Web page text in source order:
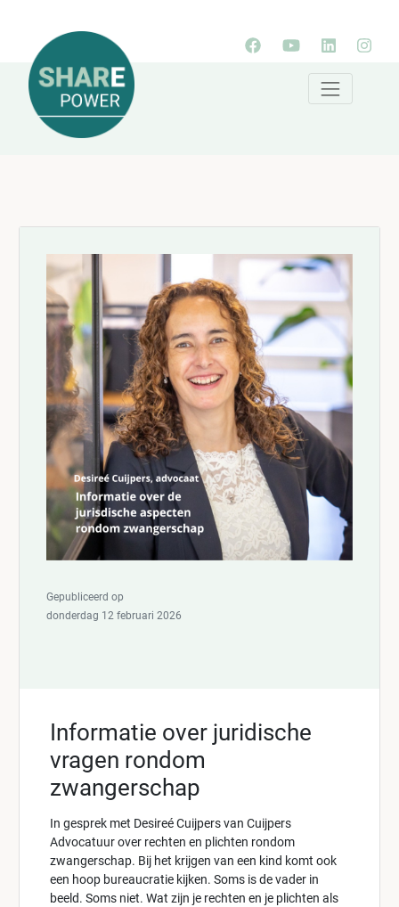
Gepubliceerd op
donderdag 12 februari 2026
Informatie over juridische
vragen rondom
zwangerschap
In gesprek met Desireé Cuijpers van Cuijpers
Advocatuur over rechten en plichten rondom
zwangerschap. Bij het krijgen van een kind komt ook
een hoop bureaucratie kijken. Soms is de vader in
beeld. Soms niet. Wat zijn je rechten en je plichten als